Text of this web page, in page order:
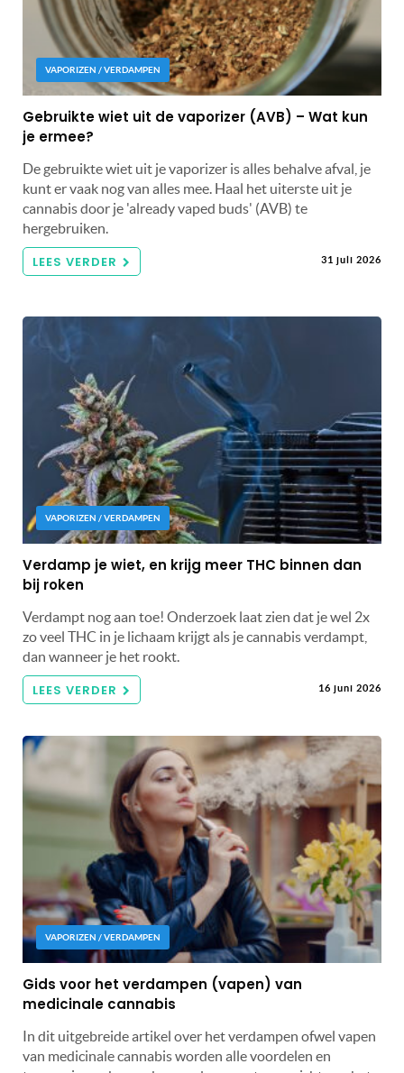
VAPORIZEN / VERDAMPEN
Gebruikte wiet uit de vaporizer (AVB) – Wat kun
je ermee?
De gebruikte wiet uit je vaporizer is alles behalve afval, je
kunt er vaak nog van alles mee. Haal het uiterste uit je
cannabis door je 'already vaped buds' (AVB) te
hergebruiken.
LEES VERDER 31 juli 2026
VAPORIZEN / VERDAMPEN
Verdamp je wiet, en krijg meer THC binnen dan
bij roken
Verdampt nog aan toe! Onderzoek laat zien dat je wel 2x
zo veel THC in je lichaam krijgt als je cannabis verdampt,
dan wanneer je het rookt.
LEES VERDER 16 juni 2026
VAPORIZEN / VERDAMPEN
Gids voor het verdampen (vapen) van
medicinale cannabis
In dit uitgebreide artikel over het verdampen ofwel vapen
van medicinale cannabis worden alle voordelen en